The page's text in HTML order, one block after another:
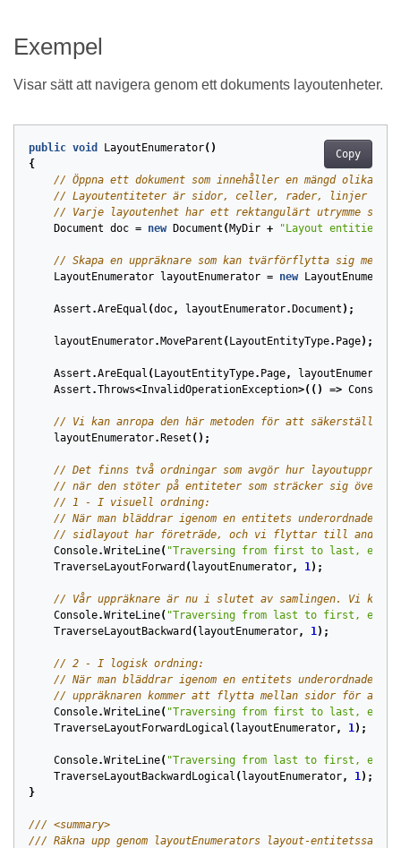
Exempel
Visar sätt att navigera genom ett dokuments layoutenheter.
Copy
public void LayoutEnumerator()
{
// Öppna ett dokument som innehåller en mängd olika
// Layoutentiteter är sidor, celler, rader, linjer och
// Varje layoutenhet har ett rektangulärt utrymme som
Document doc = new Document ( MyDir + "Layout
// Skapa en uppräknare som kan tvärförflytta sig
LayoutEnumerator
layoutEnumerator = new
Assert .AreEqual (doc, layoutEnumerator. Document );
layoutEnumerator. MoveParent ( LayoutEntityType. Page);
Assert .AreEqual ( LayoutEntityType. Page, layoutEnumerator
Assert .Throws<InvalidOperationException>(() => Console
// Vi kan anropa den här metoden för att säkerställa
layoutEnumerator. Reset ();
// Det finns två ordningar som avgör hur
// när den stöter på entiteter som sträcker sig över
// 1 - I visuell ordning:
// När man bläddrar igenom en entitets underordnade
// sidlayout har företräde, och vi flyttar till andra
Console.WriteLine( "Traversing from first to last,
TraverseLayoutForward ( layoutEnumerator, 1);
// Vår uppräknare är nu i slutet av samlingen. Vi
Console.WriteLine( "Traversing from last to first,
TraverseLayoutBackward ( layoutEnumerator, 1);
// 2 - I logisk ordning:
// När man bläddrar igenom en entitets underordnade
// uppräknaren kommer att flytta mellan sidor för att
Console.WriteLine( "Traversing from first to last,
TraverseLayoutForwardLogical ( layoutEnumerator, 1);
Console.WriteLine( "Traversing from last to first,
TraverseLayoutBackwardLogical ( layoutEnumerator, 1);
}
/// <summary>
/// Räkna upp genom layoutEnumerators layout-